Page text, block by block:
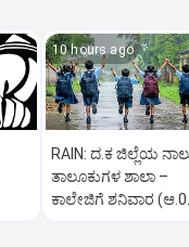
10 hours ago
RAIN: ದ.ಕ ಜಿಲ್ಲೆಯ
ತಾಲೂಕುಗಳ ಶಾಲಾ –
ಕಾಲೇಜಿಗೆ ಶನಿವಾರ